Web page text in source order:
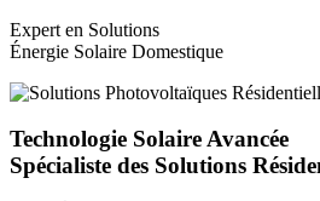
Expert en Solutions
Énergie Solaire Domestique
Technologie Solaire Avancée
Spécialiste des Solutions